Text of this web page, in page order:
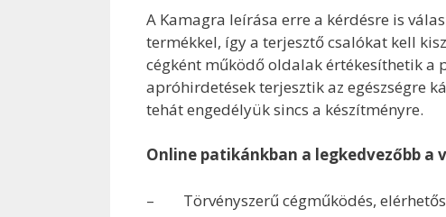
A Kamagra leírása erre a kérdésre is
termékkel, így a terjesztő csalókat kell
cégként működő oldalak értékesíthetik a
apróhirdetések terjesztik az egészségre
tehát engedélyük sincs a készítményre.
Online patikánkban a legkedvezőbb a
– Törvényszerű cégműködés,